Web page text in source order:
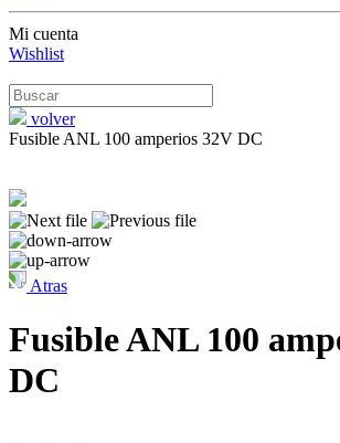
Mi cuenta
Wishlist
volver
Fusible ANL 100 amperios 32V DC
Atras
Fusible ANL 100
DC